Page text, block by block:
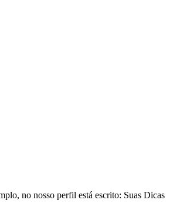
no nosso perfil está escrito: Suas Dicas